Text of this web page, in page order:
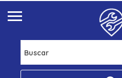
Buscar